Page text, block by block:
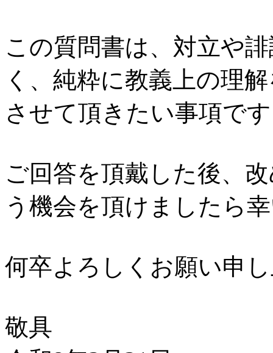
この質問書は、対立や
く、純粋に教義上の理
させて頂きたい事項で
ご回答を頂戴した後、
う機会を頂けましたら
何卒よろしくお願い申
敬具